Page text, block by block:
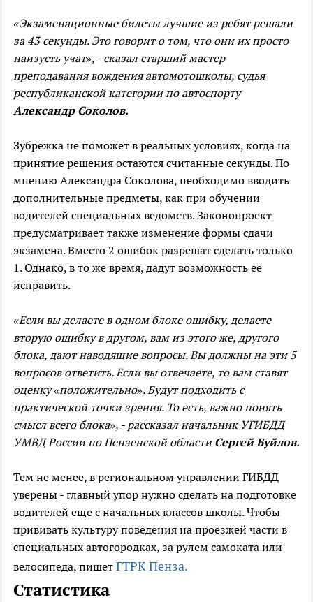
«Экзаменационные билеты лучшие из ребят решали
за 43 секунды. Это говорит о том, что они их просто
наизусть учат», - сказал старший мастер
преподавания вождения автомотошколы, судья
республиканской категории по автоспорту
Александр Соколов.
Зубрежка не поможет в реальных условиях, когда на
принятие решения остаются считанные секунды. По
мнению Александра Соколова, необходимо вводить
дополнительные предметы, как при обучении
водителей специальных ведомств. Законопроект
предусматривает также изменение формы сдачи
экзамена. Вместо 2 ошибок разрешат сделать только
1. Однако, в то же время, дадут возможность ее
исправить.
«Если вы делаете в одном блоке ошибку, делаете
вторую ошибку в другом, вам из этого же, другого
блока, дают наводящие вопросы. Вы должны на эти 5
вопросов ответить. Если вы отвечаете, то вам ставят
оценку «положительно». Будут подходить с
практической точки зрения. То есть, важно понять
смысл всего блока», - рассказал начальник УГИБДД
УМВД России по Пензенской области Сергей Буйлов.
Тем не менее, в региональном управлении ГИБДД
уверены - главный упор нужно сделать на подготовке
водителей еще с начальных классов школы. Чтобы
прививать культуру поведения на проезжей части в
специальных автогородках, за рулем самоката или
велосипеда, пишет ГТРК Пенза.
Статистика